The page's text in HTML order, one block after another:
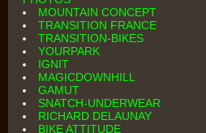
MOUNTAIN CONCEPT
TRANSITION FRANCE
TRANSITION-BIKES
YOURPARK
IGNIT
MAGICDOWNHILL
GAMUT
SNATCH-UNDERWEAR
RICHARD DELAUNAY
BIKE ATTITUDE